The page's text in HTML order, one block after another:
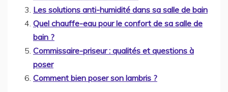
Les solutions anti-humidité dans sa salle de bain
Quel chauffe-eau pour le confort de sa salle de
bain ?
Commissaire-priseur : qualités et questions à
poser
Comment bien poser son lambris ?